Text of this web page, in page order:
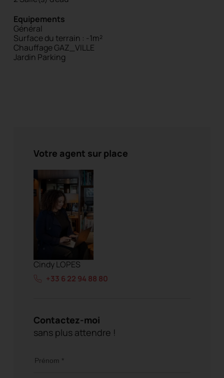
Equipements
Général
Surface du terrain : -1m²
Chauffage GAZ_VILLE
Jardin Parking
Votre agent sur place
Cindy LOPES
+33 6 22 94 88 80
Contactez-moi
sans plus attendre !
Prénom *